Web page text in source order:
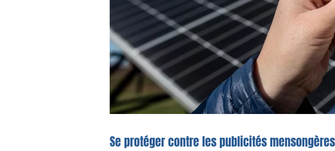
Se protéger contre les publicités